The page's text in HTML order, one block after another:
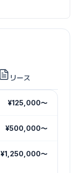
リース
¥125,000〜
¥500,000〜
¥1,250,000〜